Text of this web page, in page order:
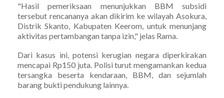
"Hasil pemeriksaan menunjukkan BBM subsidi
tersebut rencananya akan dikirim ke wilayah Asokura,
Distrik Skanto, Kabupaten Keerom, untuk menunjang
aktivitas pertambangan tanpa izin," jelas Rama.
Dari kasus ini, potensi kerugian negara diperkirakan
mencapai Rp150 juta. Polisi turut mengamankan kedua
tersangka beserta kendaraan, BBM, dan sejumlah
barang bukti pendukung lainnya.